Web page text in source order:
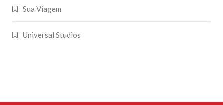
Sua Viagem
Universal Studios